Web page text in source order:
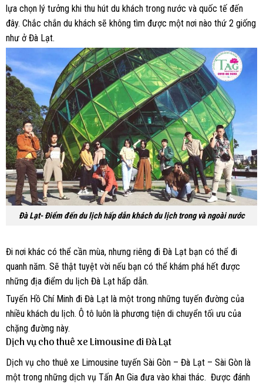
lựa chọn lý tưởng khi thu hút du khách trong nước và quốc tế đến
đây. Chắc chắn du khách sẽ không tìm được một nơi nào thứ 2 giống
như ở Đà Lạt.
Đà Lạt- Điểm đến du lịch hấp dẫn khách du lịch trong và ngoài nước
Đi nơi khác có thể cần mùa, nhưng riêng đi Đà Lạt bạn có thể đi
quanh năm. Sẽ thật tuyệt vời nếu bạn có thể khám phá hết được
những địa điểm du lịch Đà Lạt hấp dẫn.
Tuyến Hồ Chí Minh đi Đà Lạt là một trong những tuyến đường của
nhiều khách du lịch. Ô tô luôn là phương tiện di chuyển tối ưu của
chặng đường này.
Dịch vụ cho thuê xe Limousine đi Đà Lạt
Dịch vụ cho thuê xe Limousine tuyến Sài Gòn – Đà Lạt – Sài Gòn là
một trong những dịch vụ Tấn An Gia đưa vào khai thác. Được đánh